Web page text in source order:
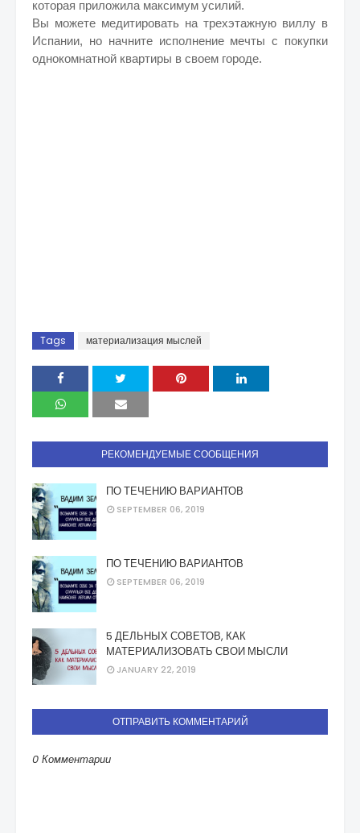
которая приложила максимум усилий.
Вы можете медитировать на трехэтажную виллу в
Испании, но начните исполнение мечты с покупки
однокомнатной квартиры в своем городе.
Tags материализация мыслей
РЕКОМЕНДУЕМЫЕ СООБЩЕНИЯ
ПО ТЕЧЕНИЮ ВАРИАНТОВ
SEPTEMBER 06, 2019
ПО ТЕЧЕНИЮ ВАРИАНТОВ
SEPTEMBER 06, 2019
5 ДЕЛЬНЫХ СОВЕТОВ, КАК
МАТЕРИАЛИЗОВАТЬ СВОИ МЫСЛИ
JANUARY 22, 2019
ОТПРАВИТЬ КОММЕНТАРИЙ
0 Комментарии